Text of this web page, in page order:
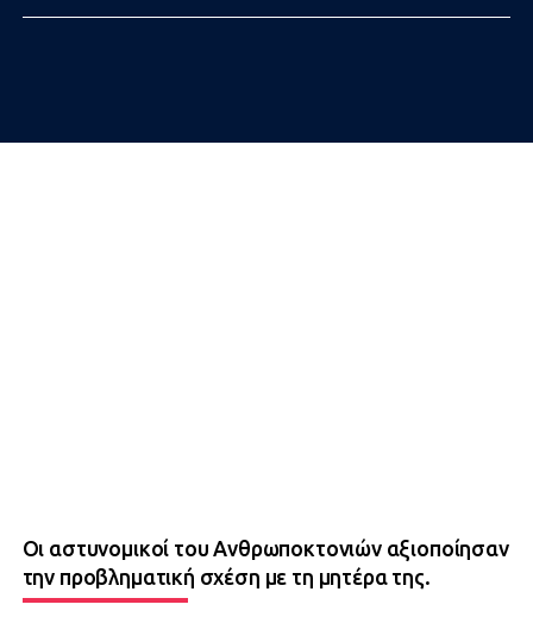
Οι αστυνομικοί του Ανθρωποκτονιών αξιοποίησαν
την προβληματική σχέση με τη μητέρα της.